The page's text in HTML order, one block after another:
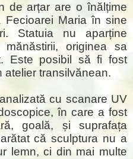
de arțar are o înălțime
Fecioarei Maria în sine
Statuia nu aparține
originea sa
Este posibil să fi fost
atelier transilvănean.
cu scanare UV
în care a fost
goală, și suprafața
că sculptura nu a
lemn, ci din mai multe